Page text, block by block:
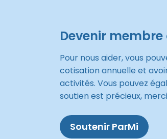
Devenir
Pour nous aider, vous
cotisation annuelle et
activités. Vous pouvez
soutien est précieux,
Soutenir ParMi